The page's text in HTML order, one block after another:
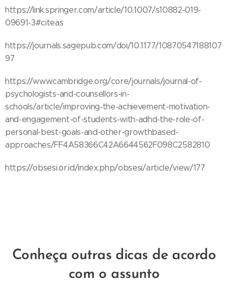
https://link.springer.com/article/10.1007/s10882-019-
09691-3#citeas
https://journals.sagepub.com/doi/10.1177/10870547188107
97
https://www.cambridge.org/core/journals/journal-of-
psychologists-and-counsellors-in-
schools/article/improving-the-achievement-motivation-
and-engagement-of-students-with-adhd-the-role-of-
personal-best-goals-and-other-growthbased-
approaches/FF4A58366C42A6644562F098C2582810
https://obsesi.or.id/index.php/obsesi/article/view/177
Conheça outras dicas de acordo
com o assunto